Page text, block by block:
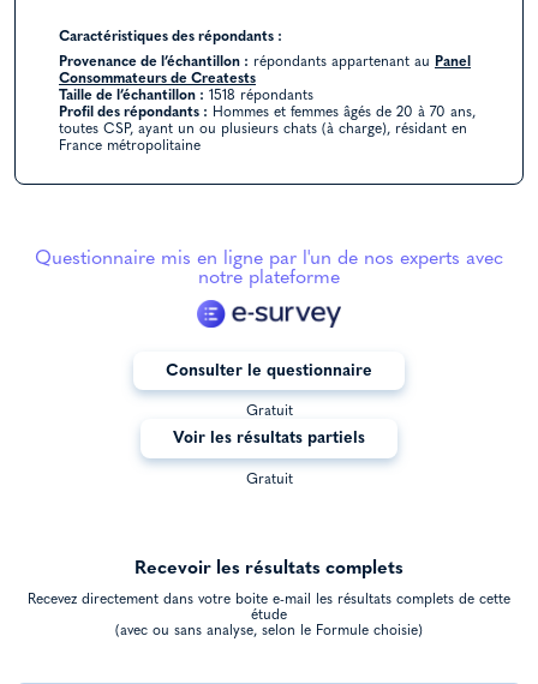
Caractéristiques des répondants :
Provenance de l’échantillon : répondants appartenant au Panel
Consommateurs de Creatests
Taille de l’échantillon : 1518 répondants
Profil des répondants : Hommes et femmes âgés de 20 à 70 ans,
toutes CSP, ayant un ou plusieurs chats (à charge), résidant en
France métropolitaine
Questionnaire mis en ligne par l'un de nos experts avec
notre plateforme
Consulter le questionnaire
Gratuit
Voir les résultats partiels
Gratuit
Recevoir les résultats complets
Recevez directement dans votre boite e-mail les résultats complets de cette
étude
(avec ou sans analyse, selon le Formule choisie)